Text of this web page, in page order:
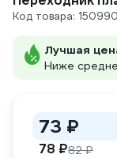
Код товара:
Лучшая
Ниже
73 ₽
78 ₽82 ₽